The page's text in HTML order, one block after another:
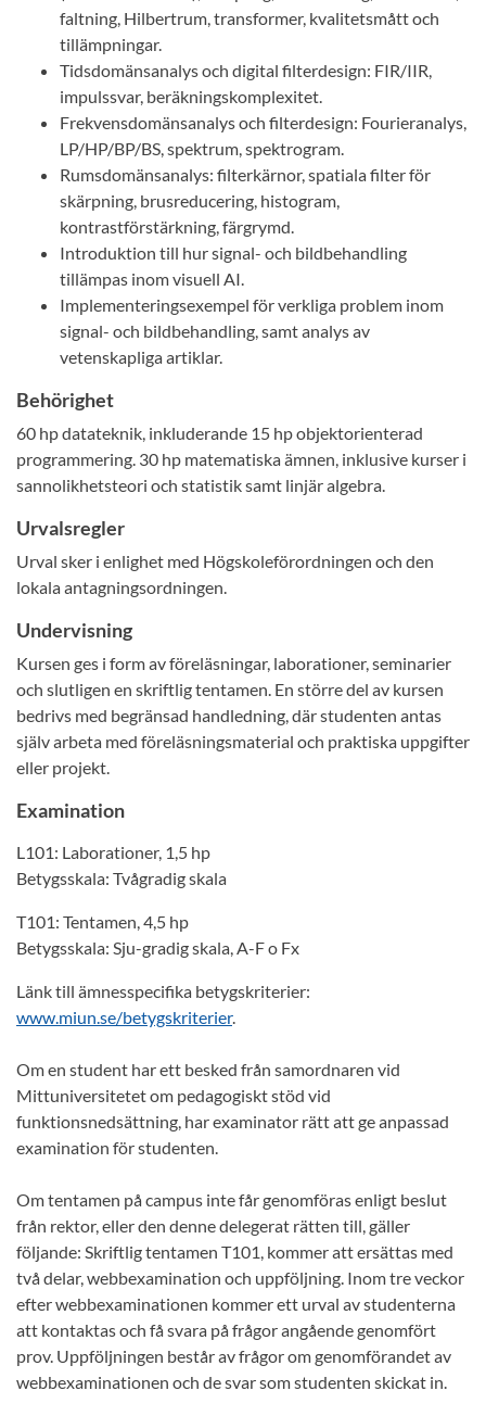
faltning, Hilbertrum, transformer, kvalitetsmått och
tillämpningar.
Tidsdomänsanalys och digital filterdesign: FIR/IIR,
impulssvar, beräkningskomplexitet.
Frekvensdomänsanalys och filterdesign: Fourieranalys,
LP/HP/BP/BS, spektrum, spektrogram.
Rumsdomänsanalys: filterkärnor, spatiala filter för
skärpning, brusreducering, histogram,
kontrastförstärkning, färgrymd.
Introduktion till hur signal- och bildbehandling
tillämpas inom visuell AI.
Implementeringsexempel för verkliga problem inom
signal- och bildbehandling, samt analys av
vetenskapliga artiklar.
Behörighet
60 hp datateknik, inkluderande 15 hp objektorienterad
programmering. 30 hp matematiska ämnen, inklusive kurser i
sannolikhetsteori och statistik samt linjär algebra.
Urvalsregler
Urval sker i enlighet med Högskoleförordningen och den
lokala antagningsordningen.
Undervisning
Kursen ges i form av föreläsningar, laborationer, seminarier
och slutligen en skriftlig tentamen. En större del av kursen
bedrivs med begränsad handledning, där studenten antas
själv arbeta med föreläsningsmaterial och praktiska uppgifter
eller projekt.
Examination
L101: Laborationer, 1,5 hp
Betygsskala: Tvågradig skala
T101: Tentamen, 4,5 hp
Betygsskala: Sju-gradig skala, A-F o Fx
Länk till ämnesspecifika betygskriterier:
www.miun.se/betygskriterier.
Om en student har ett besked från samordnaren vid
Mittuniversitetet om pedagogiskt stöd vid
funktionsnedsättning, har examinator rätt att ge anpassad
examination för studenten.
Om tentamen på campus inte får genomföras enligt beslut
från rektor, eller den denne delegerat rätten till, gäller
följande: Skriftlig tentamen T101, kommer att ersättas med
två delar, webbexamination och uppföljning. Inom tre veckor
efter webbexaminationen kommer ett urval av studenterna
att kontaktas och få svara på frågor angående genomfört
prov. Uppföljningen består av frågor om genomförandet av
webbexaminationen och de svar som studenten skickat in.